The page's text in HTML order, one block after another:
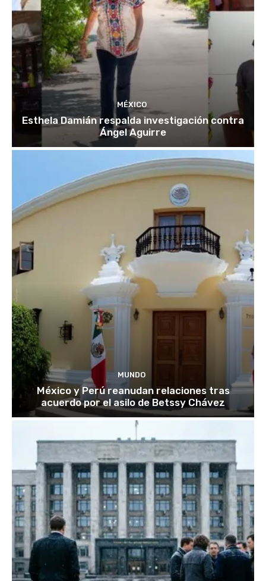
MÉXICO
Esthela Damián respalda investigación contra
Ángel Aguirre
MUNDO
México y Perú reanudan relaciones tras
acuerdo por el asilo de Betssy Chávez